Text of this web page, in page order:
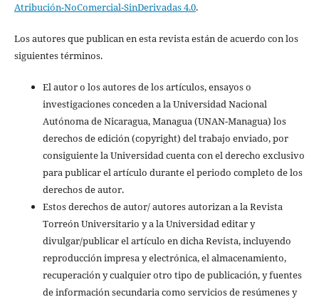
Atribución-NoComercial-SinDerivadas 4.0.
Los autores que publican en esta revista están de acuerdo con los
siguientes términos.
El autor o los autores de los artículos, ensayos o
investigaciones conceden a la Universidad Nacional
Autónoma de Nicaragua, Managua (UNAN-Managua) los
derechos de edición (copyright) del trabajo enviado, por
consiguiente la Universidad cuenta con el derecho exclusivo
para publicar el artículo durante el periodo completo de los
derechos de autor.
Estos derechos de autor/ autores autorizan a la Revista
Torreón Universitario y a la Universidad editar y
divulgar/publicar el artículo en dicha Revista, incluyendo
reproducción impresa y electrónica, el almacenamiento,
recuperación y cualquier otro tipo de publicación, y fuentes
de información secundaria como servicios de resúmenes y